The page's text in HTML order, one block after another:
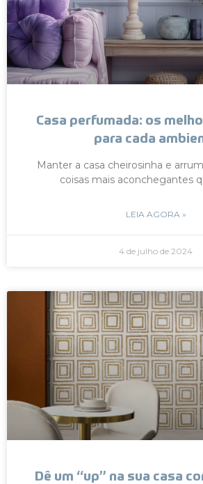
Casa perfumada: os
para cada
Manter a casa cheirosinha e
coisas mais aconchegantes
LEIA AGORA »
4 de julho de 2024
Dê um “up” na sua casa